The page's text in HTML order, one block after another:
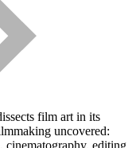
film art in its
uncovered:
cinematography, editing